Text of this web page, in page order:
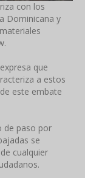
con los
Dominicana y
que
a estos
este embate
de paso por
se
cualquier